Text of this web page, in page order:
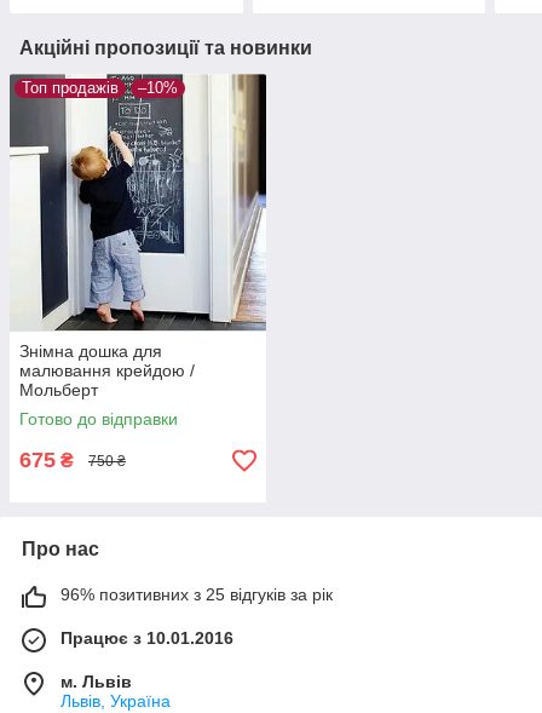
Акційні пропозиції та новинки
Топ продажів –10%
Знімна дошка для
малювання крейдою /
Мольберт
Готово до відправки
675 ₴ 750 ₴
Про нас
96% позитивних з 25 відгуків за рік
Працює з 10.01.2016
м. Львів
Львів, Україна